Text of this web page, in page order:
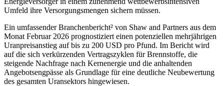
Umfeld ihre Versorgungsmengen sichern müssen.
Ein umfassender Branchenbericht² von Shaw and Partners aus dem
Monat Februar 2026 prognostiziert einen potenziellen mehrjährigen
Uranpreisanstieg auf bis zu 200 USD pro Pfund. Im Bericht wird
auf die sich verkürzenden Vertragszyklen für Brennstoffe, die
steigende Nachfrage nach Kernenergie und die anhaltenden
Angebotsengpässe als Grundlage für eine deutliche Neubewertung
des gesamten Uransektors hingewiesen.